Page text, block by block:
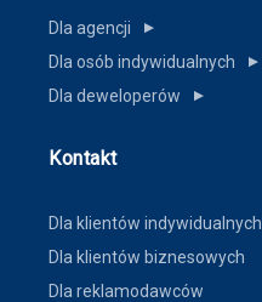
Dla agencji ▼
Dla osób indywidualnych ▼
Dla deweloperów ▼
Kontakt
Dla klientów indywidualnych
Dla klientów biznesowych
Dla reklamodawców